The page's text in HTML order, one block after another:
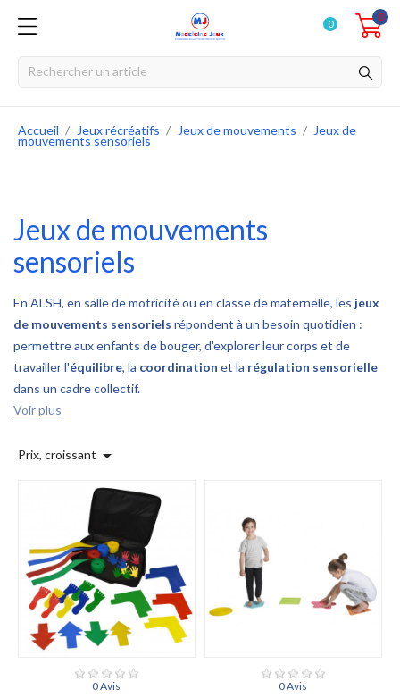
0
0
Accueil Jeux récréatifs Jeux de mouvements Jeux de
mouvements sensoriels
Jeux de mouvements
sensoriels
En ALSH, en salle de motricité ou en classe de maternelle, les jeux
de mouvements sensoriels répondent à un besoin quotidien :
permettre aux enfants de bouger, d'explorer leur corps et de
travailler l'équilibre, la coordination et la régulation sensorielle
dans un cadre collectif.
Voir plus
Prix, croissant 
0 Avis 0 Avis